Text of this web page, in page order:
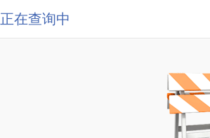
正在查询中